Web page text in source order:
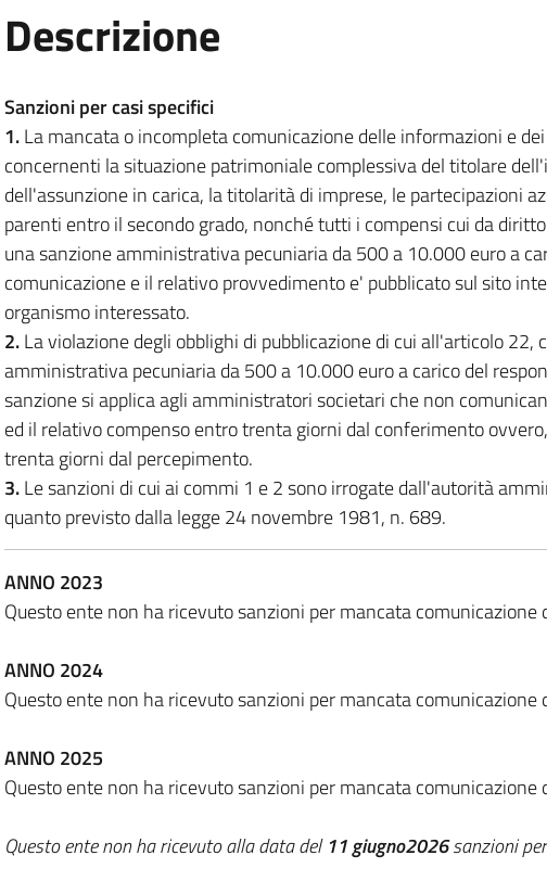
Descrizione
Sanzioni per casi specifici
1.La mancata o incompleta comunicazione delle informazioni e
concernenti la situazione patrimoniale complessiva del titolare
dell'assunzione in carica, la titolarità di imprese, le partecipazioni
parenti entro il secondo grado, nonché tutti i compensi cui da
una sanzione amministrativa pecuniaria da 500 a 10.000 euro a
comunicazione e il relativo provvedimento e' pubblicato sul sito
organismo interessato.
2.La violazione degli obblighi di pubblicazione di cui all'articolo 22,
amministrativa pecuniaria da 500 a 10.000 euro a carico del
sanzione si applica agli amministratori societari che non
ed il relativo compenso entro trenta giorni dal conferimento
trenta giorni dal percepimento.
3.Le sanzioni di cui ai commi 1 e 2 sono irrogate dall'autorità
quanto previsto dalla legge 24 novembre 1981, n. 689.
ANNO 2023
Questo ente non ha ricevuto sanzioni per mancata comunicazione
ANNO 2024
Questo ente non ha ricevuto sanzioni per mancata comunicazione
ANNO 2025
Questo ente non ha ricevuto sanzioni per mancata comunicazione
Questo ente non ha ricevuto alla data del 11 giugno2026sanzioni